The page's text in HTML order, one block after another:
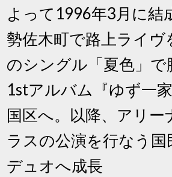
よって1996年3月に結
勢佐木町で路上ライヴ
のシングル「夏色」で
1stアルバム『ゆず一
国区へ。以降、アリー
ラスの公演を行なう国
デュオへ成長